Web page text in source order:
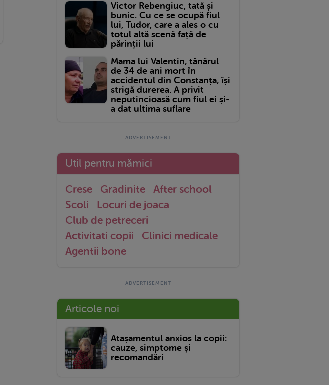
Victor Rebengiuc, tată și
bunic. Cu ce se ocupă fiul
lui, Tudor, care a ales o cu
totul altă scenă față de
părinții lui
Mama lui Valentin, tânărul
de 34 de ani mort în
accidentul din Constanța, își
strigă durerea. A privit
neputincioasă cum fiul ei și-
a dat ultima suflare
Util pentru mămici
Crese Gradinite
After school
Scoli
Locuri de joaca
Club de petreceri
Activitati copii
Clinici medicale
Agentii bone
Articole noi
Atașamentul anxios la copii:
cauze, simptome și
recomandări